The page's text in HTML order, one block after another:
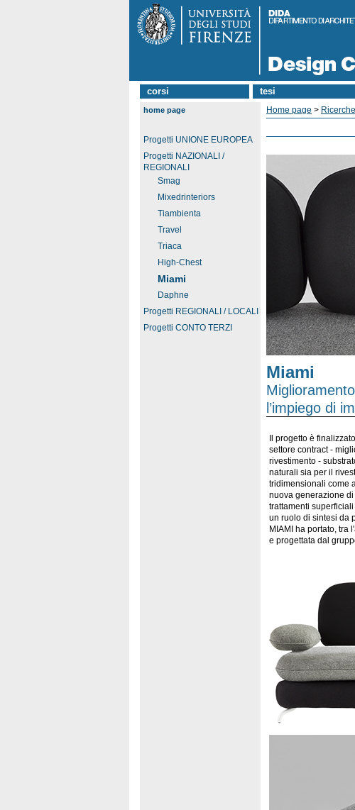
corsi tesi
home page
Progetti UNIONE EUROPEA
Progetti NAZIONALI /
REGIONALI
Smag
Mixedrinteriors
Tiambienta
Travel
Triaca
High-Chest
Miami
Daphne
Progetti REGIONALI / LOCALI
Progetti CONTO TERZI
Home page > Ricerche
Miami
l’impiego di
Il progetto è
settore contract -
rivestimento -
naturali sia per il
tridimensionali come
nuova generazione
trattamenti
un ruolo di sintesi da
MIAMI ha portato, tra
e progettata dal